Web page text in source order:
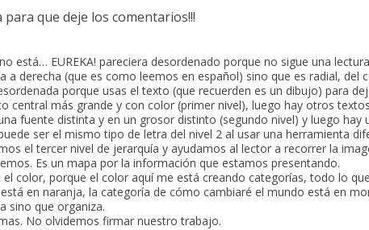
que deje los comentarios!!!
está… EUREKA! pareciera desordenado porque no sigue una
a derecha (que es como leemos en español) sino que es radial, del
porque usas el texto (que recuerden es un dibujo) para
central más grande y con color (primer nivel), luego hay otros
fuente distinta y en un grosor distinto (segundo nivel) y luego hay
ser el mismo tipo de letra del nivel 2 al usar una herramienta
el tercer nivel de jerarquía y ayudamos al lector a recorrer la
Es un mapa por la información que estamos presentando.
color, porque el color aquí me está creando categorías, todo lo
en naranja, la categoría de cómo cambiaré el mundo está en
sino que organiza.
No olvidemos firmar nuestro trabajo.